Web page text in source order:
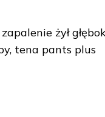
żył
tena pants plus